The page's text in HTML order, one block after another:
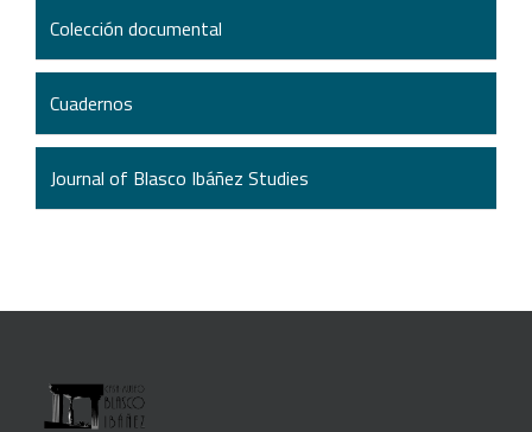
Colección documental
Cuadernos
Journal of Blasco Ibáñez Studies